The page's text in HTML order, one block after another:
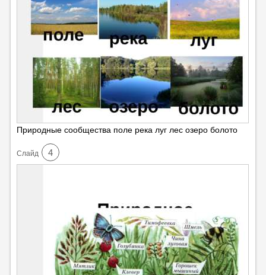
Природные сообщества поле река луг лес озеро болото
Cлайд 4